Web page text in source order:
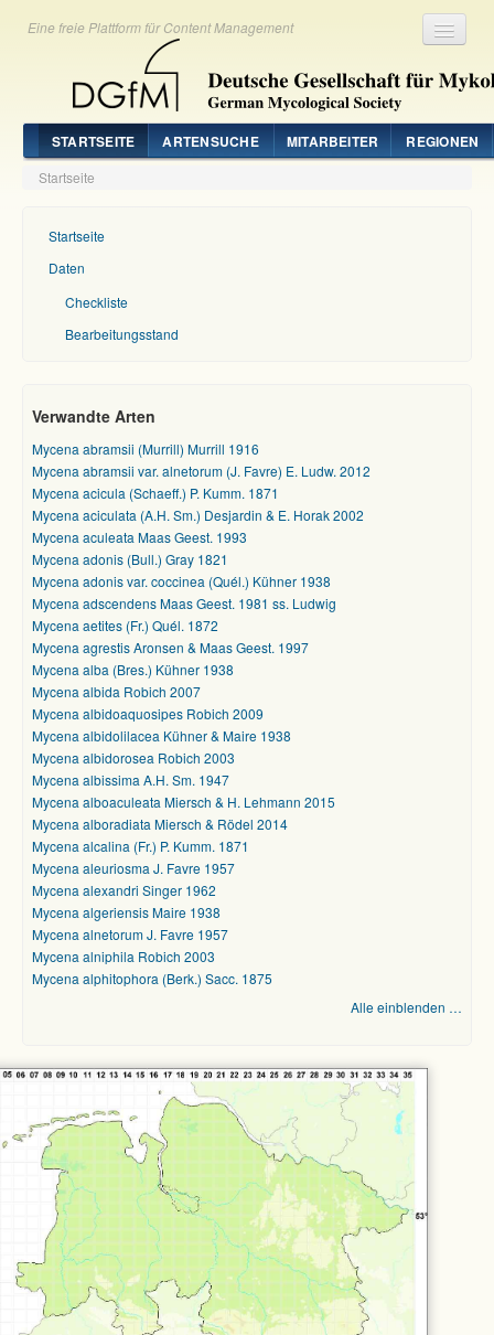
Eine freie Plattform für Content Management
STARTSEITE ARTENSUCHE MITARBEITER REGIONEN
Startseite
Startseite
Daten
Checkliste
Bearbeitungsstand
Verwandte Arten
Mycena abramsii (Murrill) Murrill 1916
Mycena abramsii var. alnetorum (J. Favre) E. Ludw. 2012
Mycena acicula (Schaeff.) P. Kumm. 1871
Mycena aciculata (A.H. Sm.) Desjardin & E. Horak 2002
Mycena aculeata Maas Geest. 1993
Mycena adonis (Bull.) Gray 1821
Mycena adonis var. coccinea (Quél.) Kühner 1938
Mycena adscendens Maas Geest. 1981 ss. Ludwig
Mycena aetites (Fr.) Quél. 1872
Mycena agrestis Aronsen & Maas Geest. 1997
Mycena alba (Bres.) Kühner 1938
Mycena albida Robich 2007
Mycena albidoaquosipes Robich 2009
Mycena albidolilacea Kühner & Maire 1938
Mycena albidorosea Robich 2003
Mycena albissima A.H. Sm. 1947
Mycena alboaculeata Miersch & H. Lehmann 2015
Mycena alboradiata Miersch & Rödel 2014
Mycena alcalina (Fr.) P. Kumm. 1871
Mycena aleuriosma J. Favre 1957
Mycena alexandri Singer 1962
Mycena algeriensis Maire 1938
Mycena alnetorum J. Favre 1957
Mycena alniphila Robich 2003
Mycena alphitophora (Berk.) Sacc. 1875
Alle einblenden …